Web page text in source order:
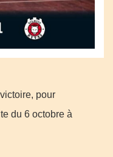
pour
du 6 octobre à